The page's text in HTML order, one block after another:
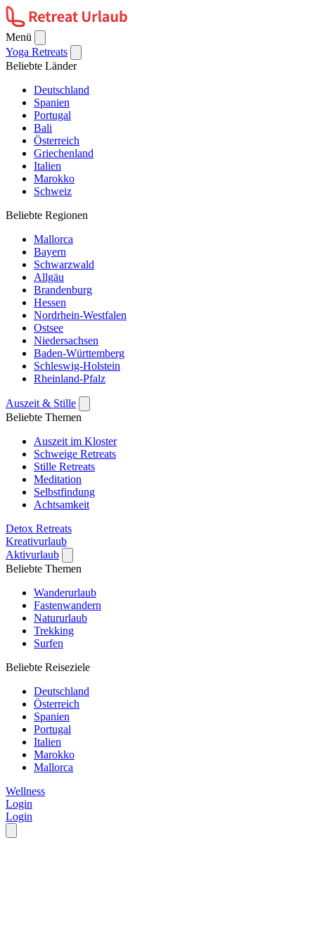
Menü
Yoga Retreats
Beliebte Länder
Deutschland
Spanien
Portugal
Bali
Österreich
Griechenland
Italien
Marokko
Schweiz
Beliebte Regionen
Mallorca
Bayern
Schwarzwald
Allgäu
Brandenburg
Hessen
Nordrhein-Westfalen
Ostsee
Niedersachsen
Baden-Württemberg
Schleswig-Holstein
Rheinland-Pfalz
Auszeit & Stille
Beliebte Themen
Auszeit im Kloster
Schweige Retreats
Stille Retreats
Meditation
Selbstfindung
Achtsamkeit
Detox Retreats
Kreativurlaub
Aktivurlaub
Beliebte Themen
Wanderurlaub
Fastenwandern
Natururlaub
Trekking
Surfen
Beliebte Reiseziele
Deutschland
Österreich
Spanien
Portugal
Italien
Marokko
Mallorca
Wellness
Login
Login